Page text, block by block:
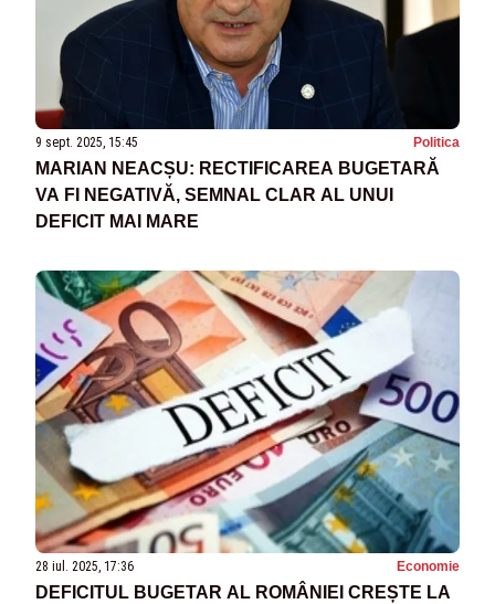
9 sept. 2025, 15:45 Politica
MARIAN NEACȘU: RECTIFICAREA BUGETARĂ
VA FI NEGATIVĂ, SEMNAL CLAR AL UNUI
DEFICIT MAI MARE
28 iul. 2025, 17:36 Economie
DEFICITUL BUGETAR AL ROMÂNIEI CREȘTE LA